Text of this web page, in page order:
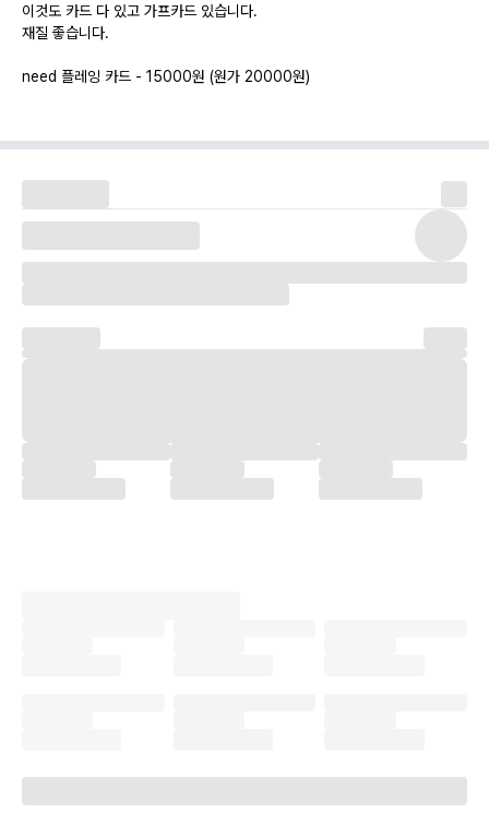
이것도 카드 다 있고 가프카드 있습니다.
재질 좋습니다.
need 플레잉 카드 - 15000원 (원가 20000원)
새카드입니다.
이 4개 카드 다 디자인이 예뻐 충동구매 후 다시 싸게 파는 카드들이여서 4
개 카드 다 디자인만 보고 집어넣은 새카드들 입니다.